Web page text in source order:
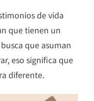
de vida
que tienen un
que asuman
eso significa que
diferente.